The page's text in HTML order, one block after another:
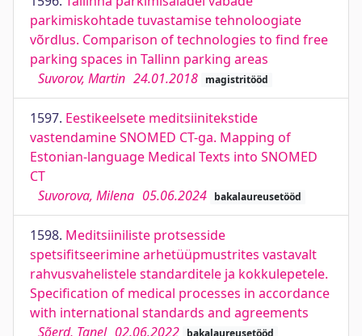
parkimiskohtade tuvastamise tehnoloogiate
võrdlus. Comparison of technologies to find free
parking spaces in Tallinn parking areas
Suvorov, Martin 24.01.2018 magistritööd
1597. Eestikeelsete meditsiinitekstide
vastendamine SNOMED CT-ga. Mapping of
Estonian-language Medical Texts into SNOMED
CT
Suvorova, Milena 05.06.2024 bakalaureusetööd
1598. Meditsiiniliste protsesside
spetsifitseerimine arhetüüpmustrites vastavalt
rahvusvahelistele standarditele ja kokkulepetele.
Specification of medical processes in accordance
with international standards and agreements
Sõerd, Tanel 02.06.2022 bakalaureusetööd